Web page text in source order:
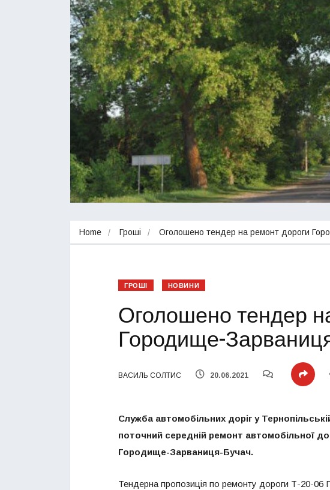
Home Гроші Оголошено тендер на ремонт дороги
ГРОШІ НОВИНИ
Оголошено тендер
Городище-
ВАСИЛЬ СОЛТИС 20.06.2021
Служба автомобільних доріг у
поточний середній ремонт автомобільної
Городище-Зарваниця-Бучач.
Тендерна пропозиція по ремонту дороги Т-20-